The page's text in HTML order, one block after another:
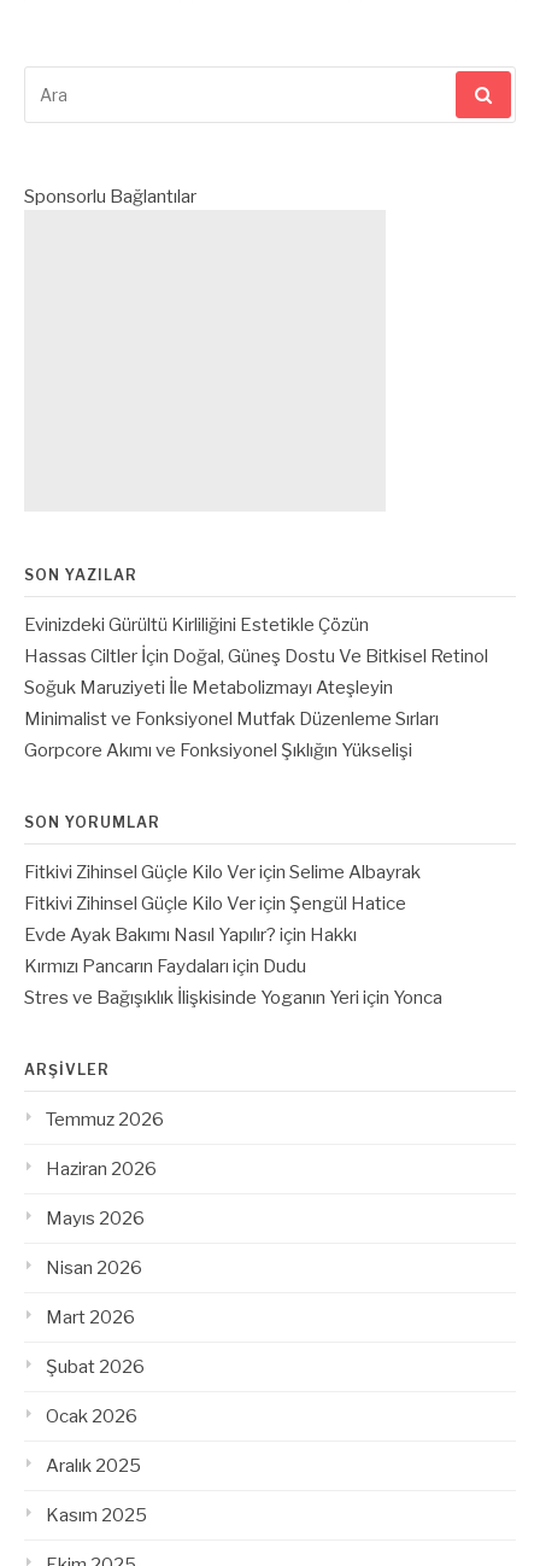
gıdalar t...
yap:
Sponsorlu Bağlantılar
SON YAZILAR
Evinizdeki Gürültü Kirliliğini Estetikle Çözün
Hassas Ciltler İçin Doğal, Güneş Dostu Ve Bitkisel Retinol
Soğuk Maruziyeti İle Metabolizmayı Ateşleyin
Minimalist ve Fonksiyonel Mutfak Düzenleme Sırları
Gorpcore Akımı ve Fonksiyonel Şıklığın Yükselişi
SON YORUMLAR
Fitkivi Zihinsel Güçle Kilo Veriçin Selime Albayrak
Fitkivi Zihinsel Güçle Kilo Veriçin Şengül Hatice
Evde Ayak Bakımı Nasıl Yapılır? için Hakkı
Kırmızı Pancarın Faydaları için Dudu
Stres ve Bağışıklık İlişkisinde Yoganın Yeri için Yonca
ARŞIVLER
Temmuz 2026
Haziran 2026
Mayıs 2026
Nisan 2026
Mart 2026
Şubat 2026
Ocak 2026
Aralık 2025
Kasım 2025